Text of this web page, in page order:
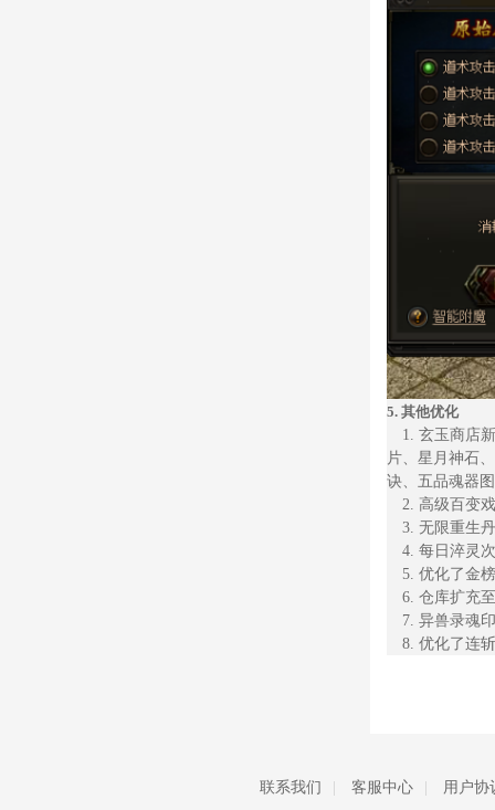
5. 其他优化
1. 玄玉商店
片、星月神石
诀、五品魂器
2. 高级百变
3. 无限重生
4. 每日淬灵
5. 优化了金
6. 仓库扩充至
7. 异兽录魂
8. 优化了连
联系我们 客服中心 用户协